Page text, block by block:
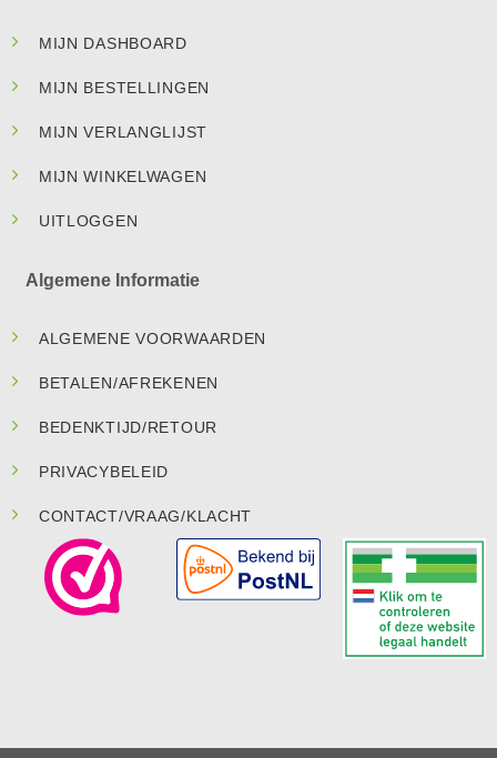
MIJN DASHBOARD
MIJN BESTELLINGEN
MIJN VERLANGLIJST
MIJN WINKELWAGEN
UITLOGGEN
Algemene Informatie
ALGEMENE VOORWAARDEN
BETALEN/AFREKENEN
BEDENKTIJD/RETOUR
PRIVACYBELEID
CONTACT/VRAAG/KLACHT